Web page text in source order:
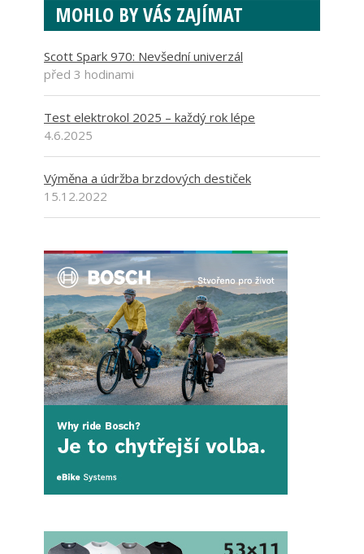
MOHLO BY VÁS ZAJÍMAT
Scott Spark 970: Nevšední univerzál
před 3 hodinami
Test elektrokol 2025 – každý rok lépe
4.6.2025
Výměna a údržba brzdových destiček
15.12.2022